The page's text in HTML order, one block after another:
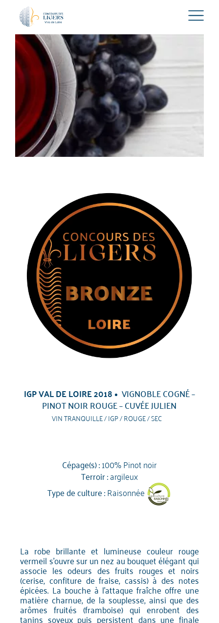
IGP VAL DE LOIRE 2018 VIGNOBLE COGNÉ –
PINOT NOIR ROUGE – CUVÉE JULIEN
VIN TRANQUILLE / IGP / ROUGE / SEC
Cépage(s) :100% Pinot noir
Terroir :argileux
Type de culture :Raisonnée
La robe brillante et lumineuse couleur rouge
vermeil s'ouvre sur un nez au bouquet élégant qui
associe les odeurs des fruits rouges et noirs
(cerise, confiture de fraise, cassis) à des notes
épicées. La bouche à l'attaque fraîche offre une
matière charnue, de la souplesse, ainsi que des
arômes fruités (framboise) qui enrobent des
tanins soyeux puis persistent dans une finale